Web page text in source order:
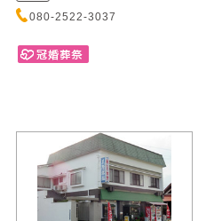
080-2522-3037